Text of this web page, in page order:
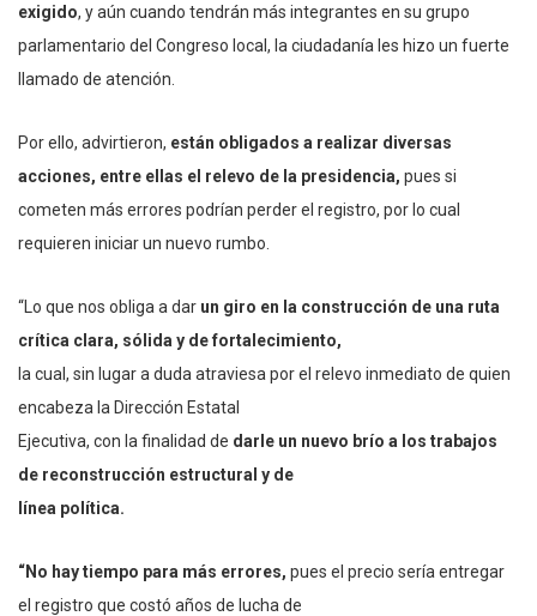
exigido, y aún cuando tendrán más integrantes en su grupo
parlamentario del Congreso local, la ciudadanía les hizo un fuerte
llamado de atención.
Por ello, advirtieron, están obligados a realizar diversas
acciones, entre ellas el relevo de la presidencia, pues si
cometen más errores podrían perder el registro, por lo cual
requieren iniciar un nuevo rumbo.
“Lo que nos obliga a dar un giro en la construcción de una ruta
crítica clara, sólida y de fortalecimiento,
la cual, sin lugar a duda atraviesa por el relevo inmediato de quien
encabeza la Dirección Estatal
Ejecutiva, con la finalidad de darle un nuevo brío a los trabajos
de reconstrucción estructural y de
línea política.
“No hay tiempo para más errores, pues el precio sería entregar
el registro que costó años de lucha de